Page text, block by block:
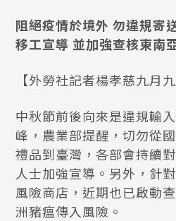
阻絕疫情於境外 勿違規寄
移工宣導 並加強查核東南
【外勞社記者楊孝慈九月
中秋節前後向來是違規輸
峰，農業部提醒，切勿從
禮品到臺灣，各部會持續
人士加強宣導。另外，針
風險商店，近期也已啟動
洲豬瘟傳入風險。